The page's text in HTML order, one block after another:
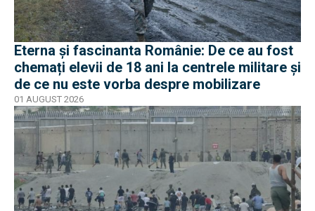
Eterna și fascinanta Românie: De ce au fost
chemați elevii de 18 ani la centrele militare și
de ce nu este vorba despre mobilizare
01 AUGUST 2026